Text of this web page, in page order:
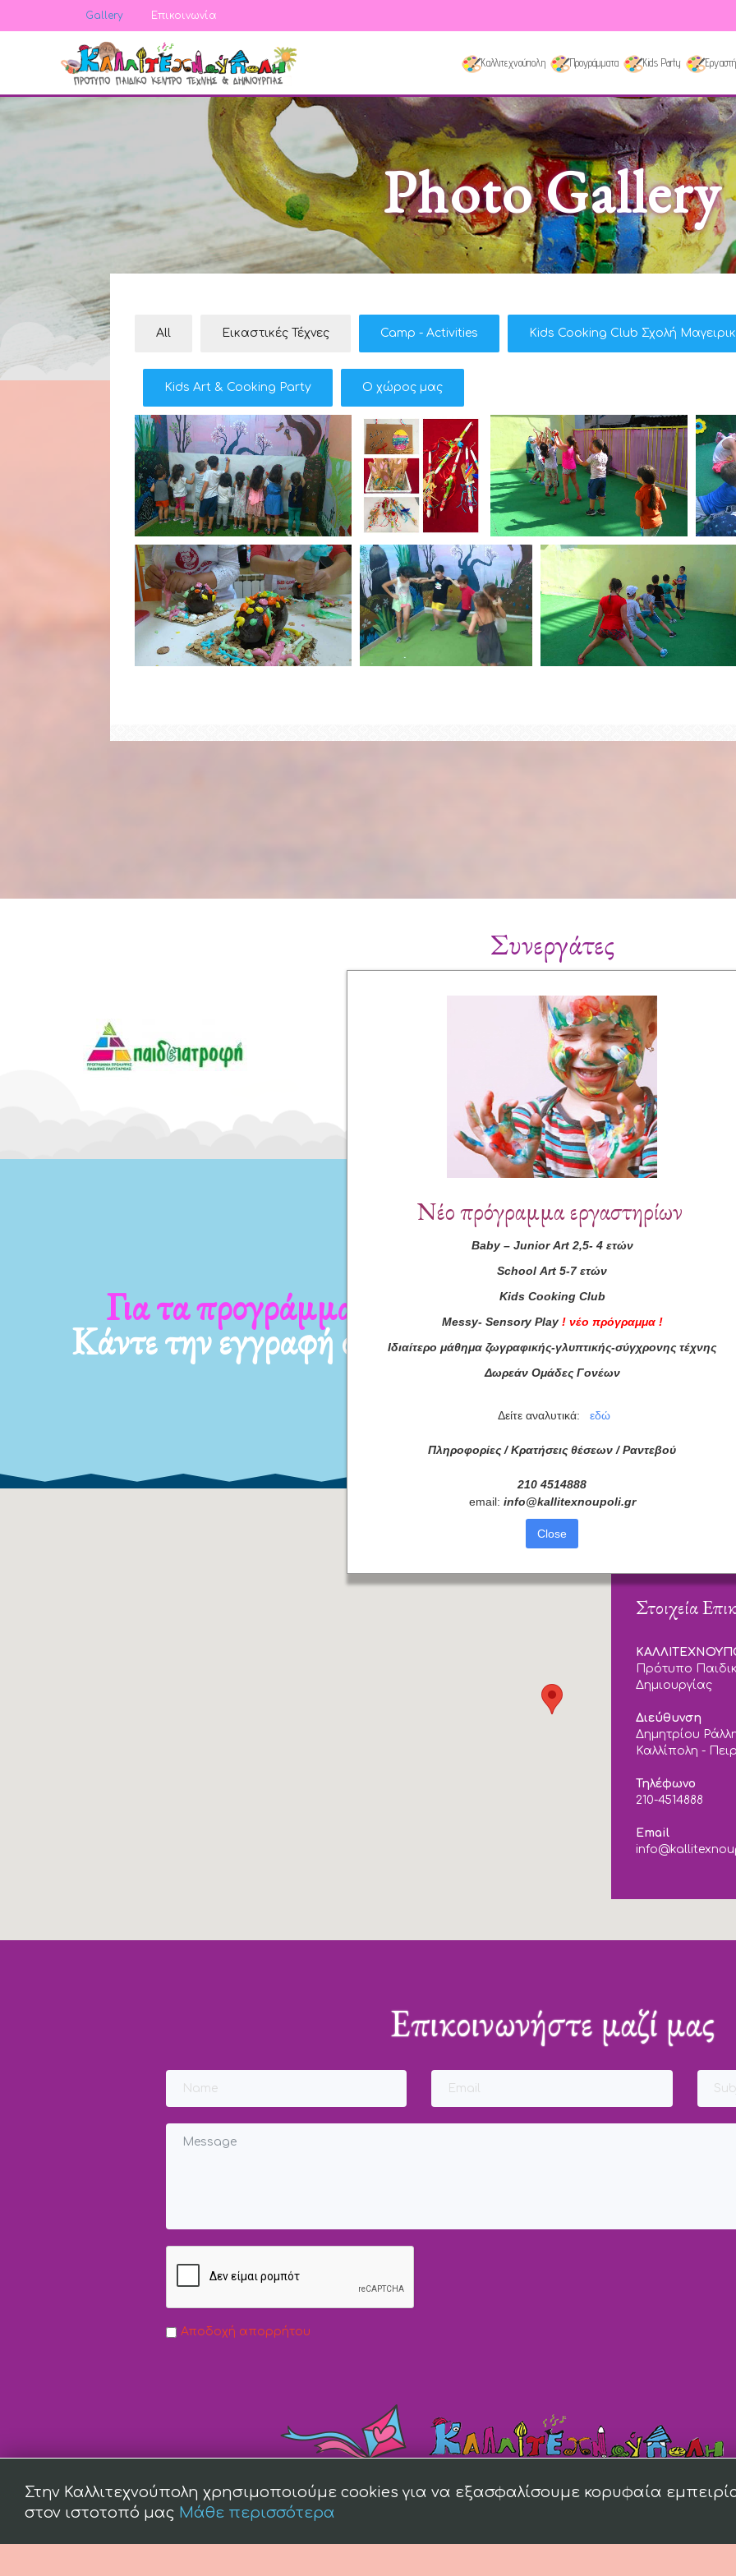
Gallery Επικοινωνία
Καλλιτεχνούπολη Προγράμματα Kids Party
Photo Gallery
All Εικαστικές Τέχνες Camp - Activities Kids Cooking Club Σχολή
Kids Art & Cooking Party Ο χώρος μας
Συνεργάτες
Για τα προγράμματά μας
Κάντε την εγγραφή σας τώρα! Συμφωνώ με τους Όρους
διαβάσει τις
Στοιχεία
Πρότυπο
Δημιουργίας
Διεύθυνση
Δημητρίου
Καλλίπολη -
Τηλέφωνο
210-4514888
Email
Επικοινωνήστε μαζί μας
Αποδοχή απορρήτου
Νέο πρόγραμμα εργαστηρίων
Baby– Junior Art2,5- 4 ετών
School Art 5-7 ετών
Kids Cooking Club
Messy- Sensory Play ! νέο πρόγραμμα !
Ιδιαίτερο μάθημα ζωγραφικής-γλυπτικής-σύγχρονης τέχνης
Δωρεάν Ομάδες Γονέων
Δείτε αναλυτικά: εδώ
Πληροφορίες / Κρατήσεις θέσεων / Ραντεβού
210 4514888
email: info@kallitexnoupoli.gr
Close
Στην Καλλιτεχνούπολη χρησιμοποιούμε cookies για να εξασφαλίσουμε κορυφαία
στον ιστοτοπό μας Μάθε περισσότερα